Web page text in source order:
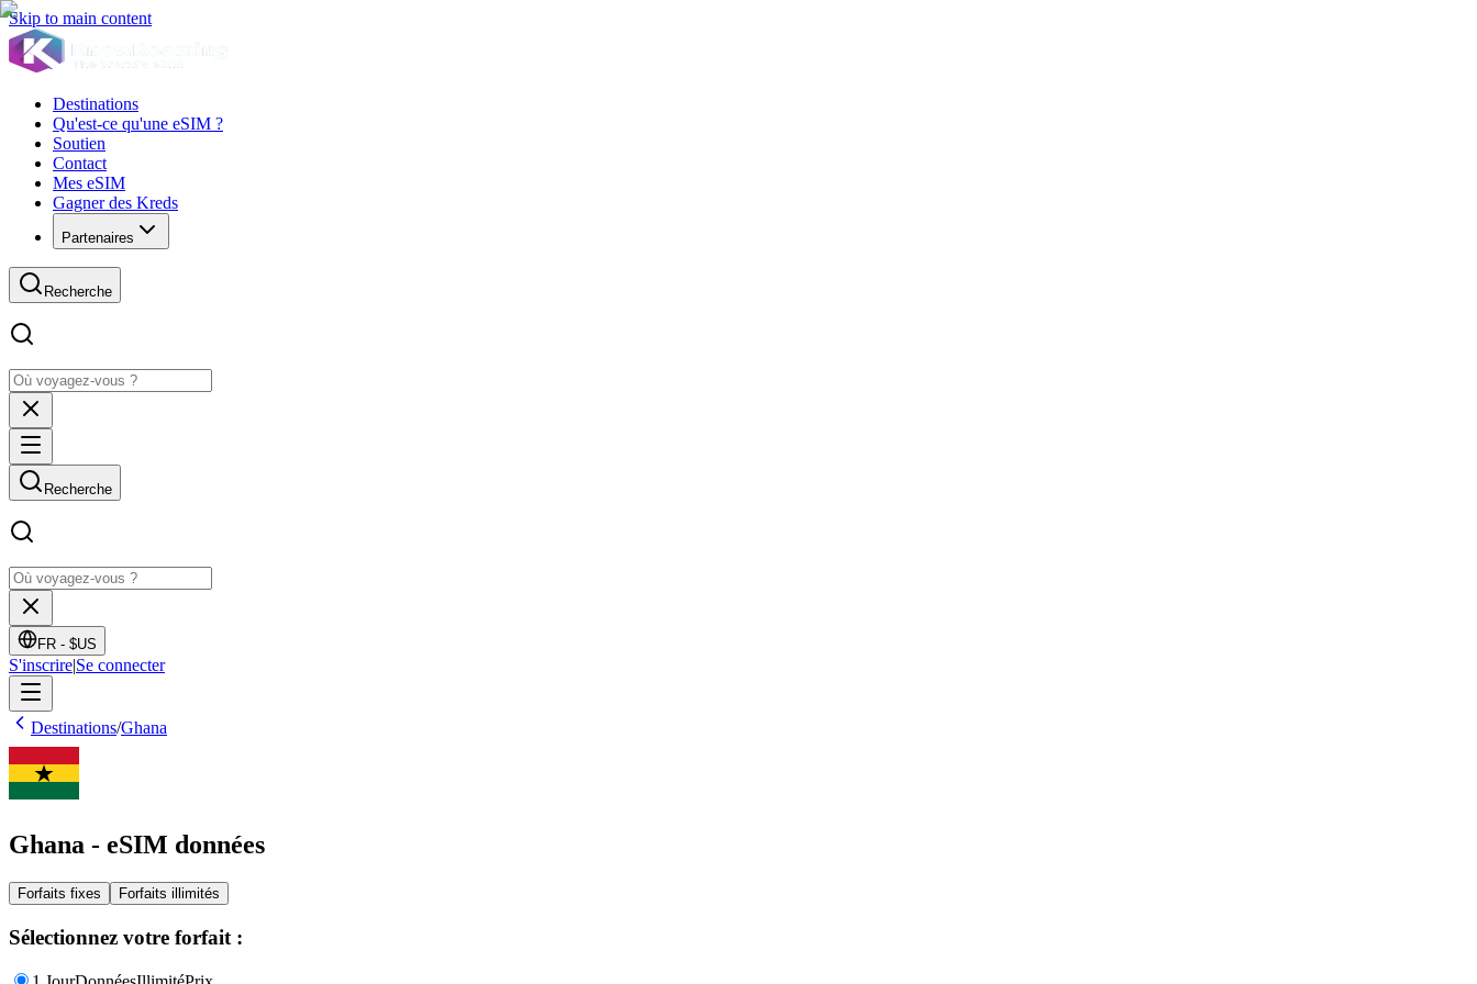
Skip to main content
Destinations
Qu'est-ce qu'une eSIM ?
Soutien
Contact
Mes eSIM
Gagner des Kreds
Partenaires
Recherche
Recherche
FR - $US
S'inscrire|Se connecter
Destinations/Ghana
Ghana - eSIM données
Forfaits fixes Forfaits illimités
Sélectionnez votre forfait :